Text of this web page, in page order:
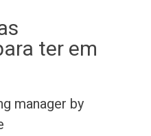
ter em
manager by